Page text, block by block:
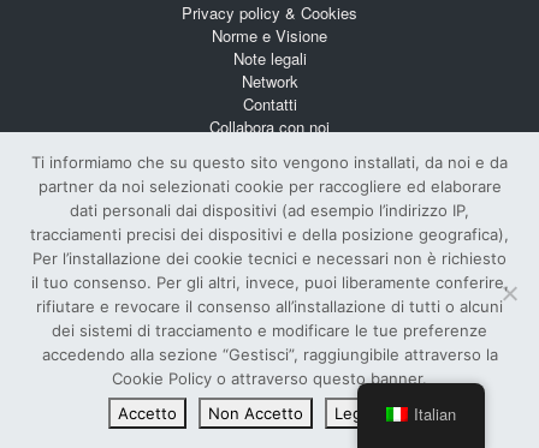
Privacy policy & Cookies
Norme e Visione
Note legali
Network
Contatti
Collabora con noi
Numeri Arretrati
© Tutti i diritti riservati
EDITORE E PROPRIETARIO SIFI S.p.A.–
: 00122890874 –ISSN: 1124-4402 –
Italian
Ti informiamo che su questo sito vengono installati, da noi e da
partner da noi selezionati cookie per raccogliere ed elaborare
dati personali dai dispositivi (ad esempio l’indirizzo IP,
tracciamenti precisi dei dispositivi e della posizione geografica),
Per l’installazione dei cookie tecnici e necessari non è richiesto
il tuo consenso. Per gli altri, invece, puoi liberamente conferire,
rifiutare e revocare il consenso all’installazione di tutti o alcuni
dei sistemi di tracciamento e modificare le tue preferenze
accedendo alla sezione “Gestisci”, raggiungibile attraverso la
Cookie Policy o attraverso questo banner.
Accetto
Non Accetto Leggi di più